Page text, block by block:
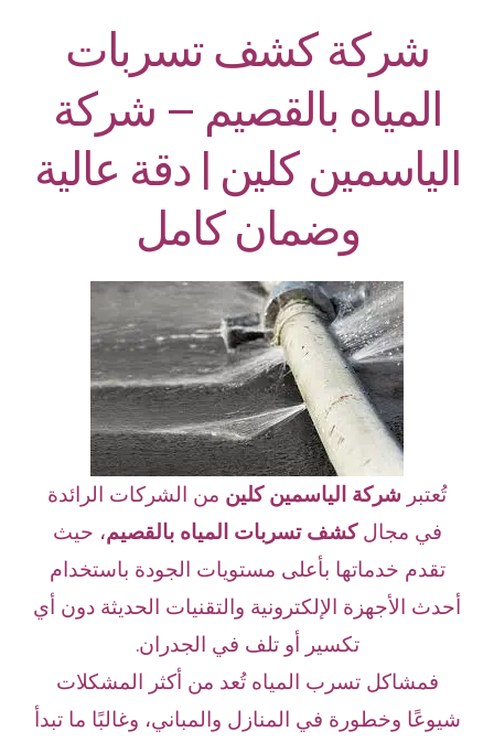
شركة كشف تسربات
المياه بالقصيم – شركة
الياسمين كلين | دقة عالية
وضمان كامل
تُعتبر شركة الياسمين كلين من الشركات الرائدة
في مجال كشف تسربات المياه بالقصيم، حيث
تقدم خدماتها بأعلى مستويات الجودة باستخدام
أحدث الأجهزة الإلكترونية والتقنيات الحديثة دون أي
تكسير أو تلف في الجدران.
فمشاكل تسرب المياه تُعد من أكثر المشكلات
شيوعًا وخطورة في المنازل والمباني، وغالبًا ما تبدأ